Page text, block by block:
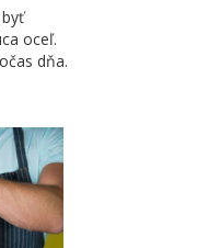
oceľ.
dňa.